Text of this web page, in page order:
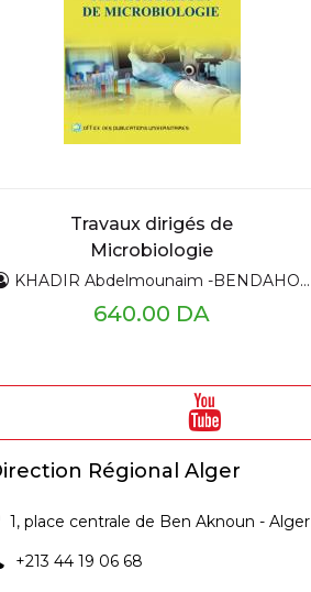
Travaux dirigés de
Microbiologie
KHADIR Abdelmounaim -BENDAHOU Mourad -BENBELAID Fethi -SENOUCI BEREKSI Mohamed-ABDELOUAHID Djamel Eddine
640.00 DA
Régional Alger
1, place centrale de Ben Aknoun - Alger
+213 44 19 06 68